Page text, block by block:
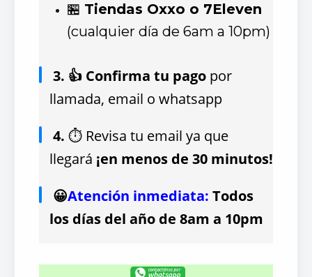
🏪 Tiendas Oxxo o 7Eleven
(cualquier día de 6am a 10pm)
3. 👍 Confirma tu pago por
llamada, email o whatsapp
4. ⏱ Revisa tu email ya que
llegará ¡en menos de 30 minutos!
😀Atención inmediata: Todos
los días del año de 8am a 10pm